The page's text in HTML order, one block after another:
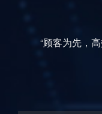
“顾客为先，